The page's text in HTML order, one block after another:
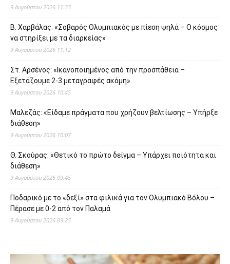
9 Αυγούστου 2026 11:33
Β. Χαρβάλας: «Σοβαρός Ολυμπιακός με πίεση ψηλά – Ο κόσμος
να στηρίξει με τα διαρκείας»
9 Αυγούστου 2026 11:12
Στ. Αρσένος: «Ικανοποιημένος από την προσπάθεια –
Εξετάζουμε 2-3 μεταγραφές ακόμη»
9 Αυγούστου 2026 10:45
Μαλεζάς: «Είδαμε πράγματα που χρήζουν βελτίωσης – Υπήρξε
διάθεση»
9 Αυγούστου 2026 10:07
Θ. Σκούρας: «Θετικό το πρώτο δείγμα – Υπάρχει ποιότητα και
διάθεση»
9 Αυγούστου 2026 09:45
Ποδαρικό με το «δεξί» στα φιλικά για τον Ολυμπιακό Βόλου –
Πέρασε με 0-2 από τον Παλαμά
9 Αυγούστου 2026 09:25